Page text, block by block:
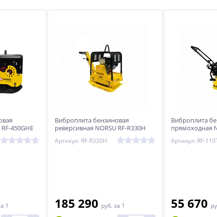
450GHE
1
Виброплита бензиновая
реверсивная NORSU RF-R330H
Артикул: RF-R330H
185 290 руб. за 1
Виброплита
прямоходная
(колесный
воды)
Артикул: RF-
55 670